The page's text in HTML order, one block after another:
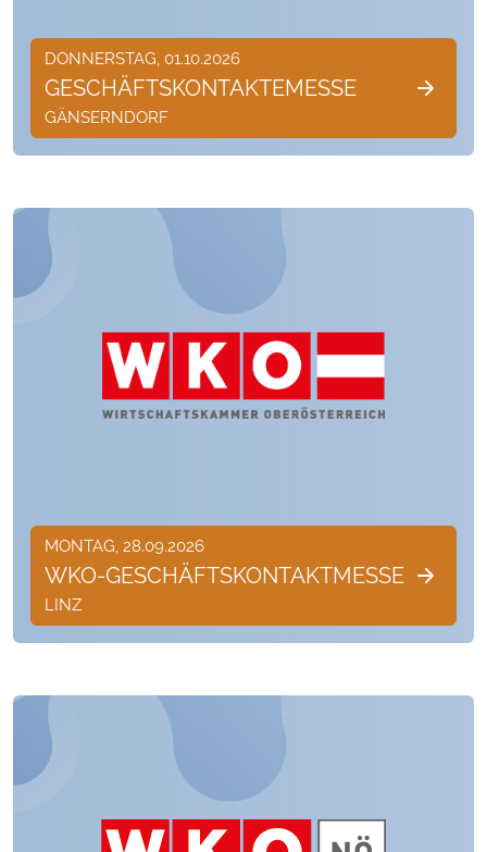
DONNERSTAG, 01.10.2026
GESCHÄFTSKONTAKTEMESSE
GÄNSERNDORF
MONTAG, 28.09.2026
WKO-GESCHÄFTSKONTAKTMESSE
LINZ